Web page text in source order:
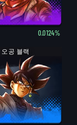
0.0124%
오공 블랙